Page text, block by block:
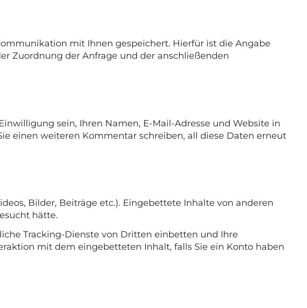
mit Ihnen gespeichert. Hierfür ist die Angabe
Zuordnung der Anfrage und der anschließenden
sein, Ihren Namen, E-Mail-Adresse und Website in
einen weiteren Kommentar schreiben, all diese Daten erneut
Bilder, Beiträge etc.). Eingebettete Inhalte von anderen
hätte.
Tracking-Dienste von Dritten einbetten und Ihre
mit dem eingebetteten Inhalt, falls Sie ein Konto haben